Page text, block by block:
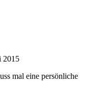
2015
mal eine persönliche